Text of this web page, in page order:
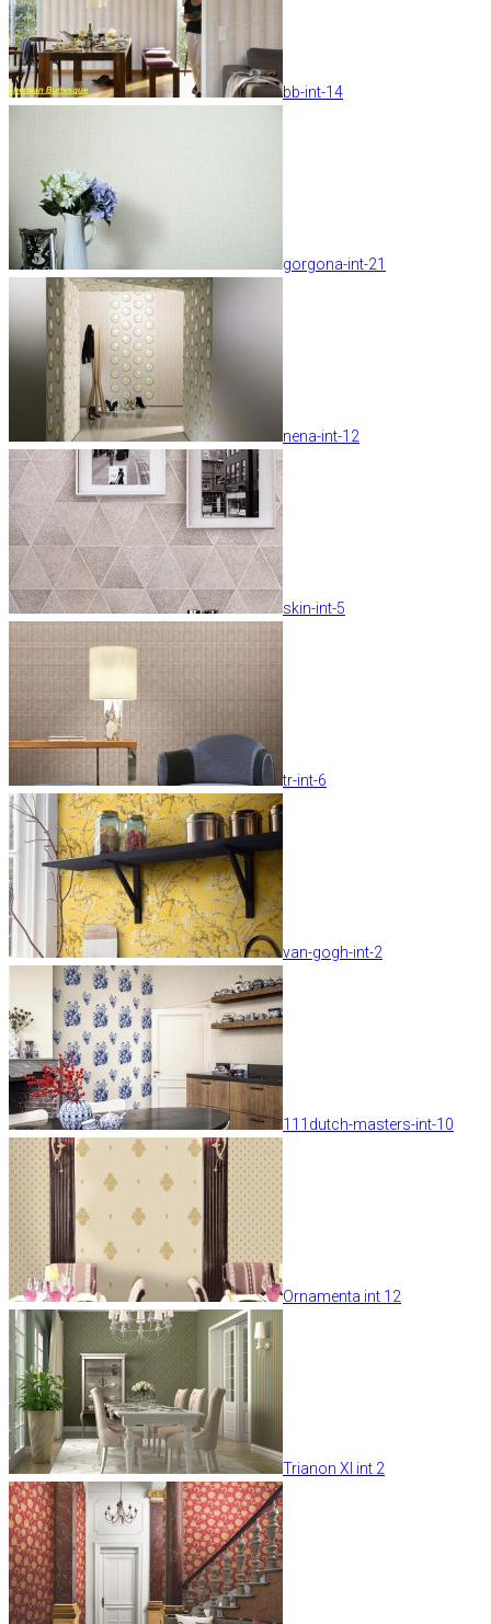
bb-int-14
gorgona-int-21
nena-int-12
skin-int-5
tr-int-6
van-gogh-int-2
111dutch-masters-int-10
Ornamenta int 12
Trianon XI int 2